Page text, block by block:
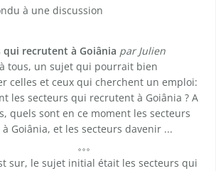
à une discussion
qui recrutent à Goiânia par Julien
tous, un sujet qui pourrait bien
celles et ceux qui cherchent un emploi:
les secteurs qui recrutent à Goiânia ? A
quels sont en ce moment les secteurs
Goiânia, et les secteurs davenir ...
sur, le sujet initial était les secteurs qui